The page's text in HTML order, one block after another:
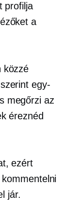
profilja
a
közzé
egy-
megőrzi az
éreznéd
ezért
jár.